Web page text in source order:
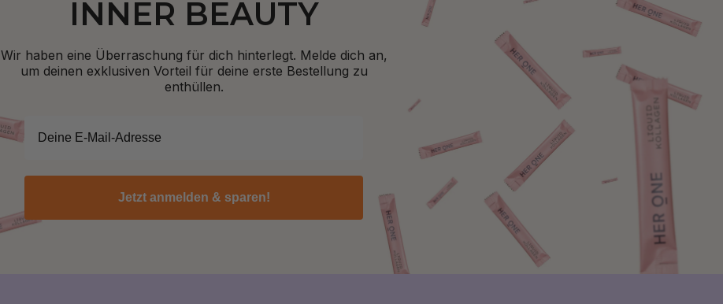
INNER BEAUTY
Wir haben eine Überraschung für dich hinterlegt. Melde dich an,
um deinen exklusiven Vorteil für deine erste Bestellung zu
enthüllen.
Jetzt anmelden & sparen!